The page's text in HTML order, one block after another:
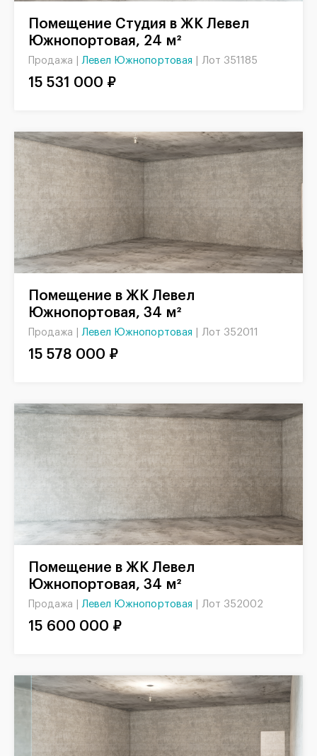
Южнопортовая, 24 м²
Продажа | Левел Южнопортовая Лот 351185
15 531 000 ₽
Южнопортовая, 34 м²
Продажа | Левел Южнопортовая Лот 352011
15 578 000 ₽
Южнопортовая, 34 м²
Продажа | Левел Южнопортовая Лот 352002
15 600 000 ₽